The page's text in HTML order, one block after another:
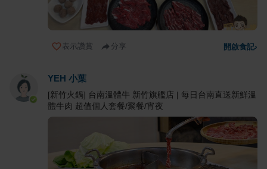
表示讚賞 分享 開啟食記›
YEH 小葉
[新竹火鍋] 台南溫體牛 新竹旗艦店 | 每日台南直送新鮮溫
體牛肉 超值個人套餐/聚餐/宵夜